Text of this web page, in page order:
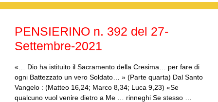
o
o
k
p
p
m di
PENSIERINO n. 392 del 27-
Settembre-2021
«… Dio ha istituito il Sacramento della Cresima… per fare di
ogni Battezzato un vero Soldato… » (Parte quarta) Dal Santo
Vangelo : (Matteo 16,24; Marco 8,34; Luca 9,23) «Se
qualcuno vuol venire dietro a Me … rinneghi Se stesso …